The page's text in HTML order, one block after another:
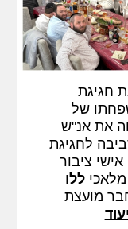
חגיגת
של
את אנ"ש
לחגיגת
ציבור
מלאכיללו
מועצת